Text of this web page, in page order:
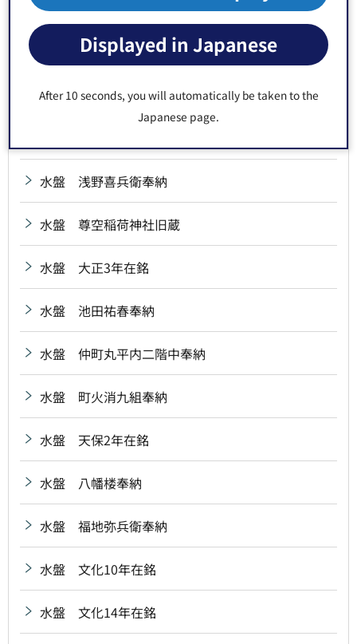
Displayed in Japanese
After 10 seconds, you will automatically be taken to the
Japanese page.
水盤 小倉藩宮本源兵衛興根奉納
水盤 昭和11年在銘
水盤 昭和14年在銘
水盤 浅野喜兵衛奉納
水盤 尊空稲荷神社旧蔵
水盤 大正3年在銘
水盤 池田祐春奉納
水盤 仲町丸平内二階中奉納
水盤 町火消九組奉納
水盤 天保2年在銘
水盤 八幡楼奉納
水盤 福地弥兵衛奉納
水盤 文化10年在銘
水盤 文化14年在銘